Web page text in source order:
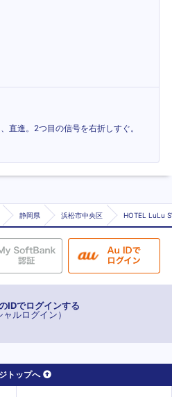
直進。2つ目の信号を右折しすぐ。
静岡県 浜松市中央区 HOTEL LuLu
IDでログインする
ャルログイン）
トップへ